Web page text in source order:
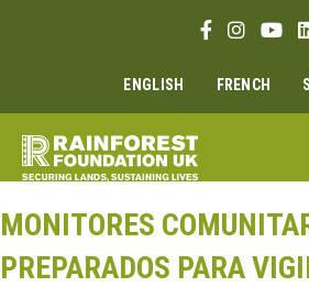
EnlaceEnlace
ENGLISH FRENCH
MONITORES
PREPARADOS PARA